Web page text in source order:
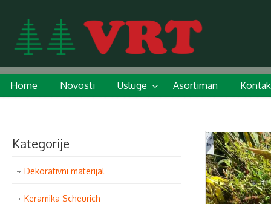
Home Novosti Usluge Asortiman
Kategorije
Dekorativni materijal
Keramika Scheurich